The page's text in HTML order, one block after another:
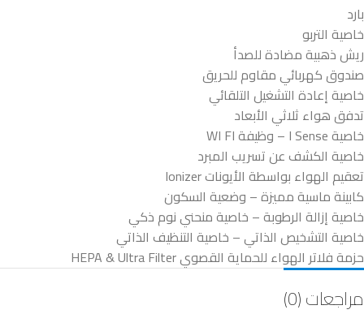
بارد
خاصية التربو
ريش ذهبية مضادة للصدأ
صندوق كهربائي مقاوم للحريق
خاصية إعادة التشغيل التلقائي
تدفق هواء ثلاثي الأبعاد
خاصية I Sense – وظيفة WI FI
خاصية الكشف عن تسريب المبرد
تعقيم الهواء بواسطة الأيونات Ionizer
كابينة ماسية مميزة – وضعية السكون
خاصية إزالة الرطوبة – خاصية منحني نوم ذكي
خاصية التشخيص الذاتي – خاصية التنظيف الذاتي
حزمة فلاتر الهواء للحماية القصوي HEPA & Ultra Filter
مراجعات (0)